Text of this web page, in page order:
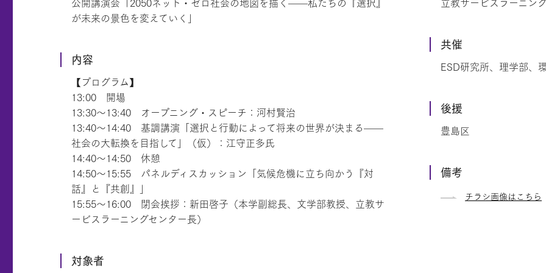
が未来の景色を変えていく」
内容
【プログラム】
13:00 開場
13:30～13:40 オープニング・スピーチ：河村賢治
13:40～14:40 基調講演「選択と行動によって将来の世界が決まる——
社会の大転換を目指して」（仮）：江守正多氏
14:40～14:50 休憩
14:50～15:55 パネルディスカッション「気候危機に立ち向かう『対
話』と『共創』」
15:55～16:00 閉会挨拶：新田啓子（本学副総長、文学部教授、立教サ
ービスラーニングセンター長）
対象者
共催
ESD研究所、理学部、
後援
豊島区
備考
チラシ画像はこちら